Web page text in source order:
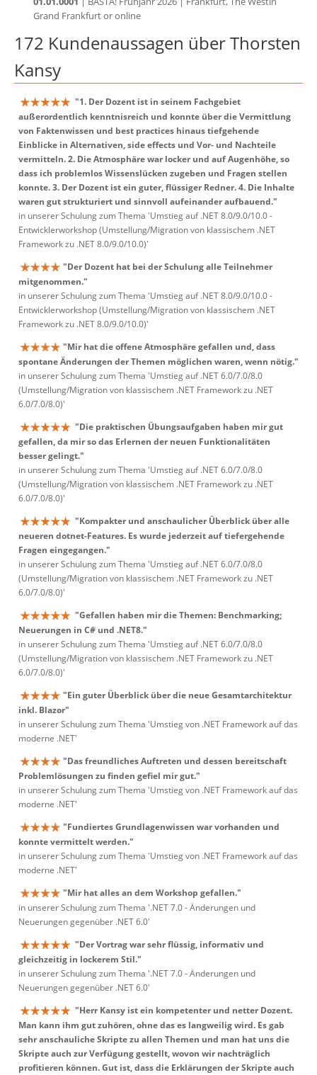
Grand Frankfurt or online
172 Kundenaussagen über Thorsten
Kansy
"1. Der Dozent ist in seinem Fachgebiet
außerordentlich kenntnisreich und konnte über die Vermittlung
von Faktenwissen und best practices hinaus tiefgehende
Einblicke in Alternativen, side effects und Vor- und Nachteile
vermitteln. 2. Die Atmosphäre war locker und auf Augenhöhe, so
dass ich problemlos Wissenslücken zugeben und Fragen stellen
konnte. 3. Der Dozent ist ein guter, flüssiger Redner. 4. Die Inhalte
waren gut strukturiert und sinnvoll aufeinander aufbauend."
in unserer Schulung zum Thema 'Umstieg auf .NET 8.0/9.0/10.0 -
Entwicklerworkshop (Umstellung/Migration von klassischem .NET
Framework zu .NET 8.0/9.0/10.0)'
"Der Dozent hat bei der Schulung alle Teilnehmer
mitgenommen."
in unserer Schulung zum Thema 'Umstieg auf .NET 8.0/9.0/10.0 -
Entwicklerworkshop (Umstellung/Migration von klassischem .NET
Framework zu .NET 8.0/9.0/10.0)'
"Mir hat die offene Atmosphäre gefallen und, dass
spontane Änderungen der Themen möglichen waren, wenn nötig."
in unserer Schulung zum Thema 'Umstieg auf .NET 6.0/7.0/8.0
(Umstellung/Migration von klassischem .NET Framework zu .NET
6.0/7.0/8.0)'
"Die praktischen Übungsaufgaben haben mir gut
gefallen, da mir so das Erlernen der neuen Funktionalitäten
besser gelingt."
in unserer Schulung zum Thema 'Umstieg auf .NET 6.0/7.0/8.0
(Umstellung/Migration von klassischem .NET Framework zu .NET
6.0/7.0/8.0)'
"Kompakter und anschaulicher Überblick über alle
neueren dotnet-Features. Es wurde jederzeit auf tiefergehende
Fragen eingegangen."
in unserer Schulung zum Thema 'Umstieg auf .NET 6.0/7.0/8.0
(Umstellung/Migration von klassischem .NET Framework zu .NET
6.0/7.0/8.0)'
"Gefallen haben mir die Themen: Benchmarking;
Neuerungen in C# und .NET8."
in unserer Schulung zum Thema 'Umstieg auf .NET 6.0/7.0/8.0
(Umstellung/Migration von klassischem .NET Framework zu .NET
6.0/7.0/8.0)'
"Ein guter Überblick über die neue Gesamtarchitektur
inkl. Blazor"
in unserer Schulung zum Thema 'Umstieg von .NET Framework auf das
moderne .NET'
"Das freundliches Auftreten und dessen bereitschaft
Problemlösungen zu finden gefiel mir gut."
in unserer Schulung zum Thema 'Umstieg von .NET Framework auf das
moderne .NET'
"Fundiertes Grundlagenwissen war vorhanden und
konnte vermittelt werden."
in unserer Schulung zum Thema 'Umstieg von .NET Framework auf das
moderne .NET'
"Mir hat alles an dem Workshop gefallen."
in unserer Schulung zum Thema '.NET 7.0 - Änderungen und
Neuerungen gegenüber .NET 6.0'
"Der Vortrag war sehr flüssig, informativ und
gleichzeitig in lockerem Stil."
in unserer Schulung zum Thema '.NET 7.0 - Änderungen und
Neuerungen gegenüber .NET 6.0'
"Herr Kansy ist ein kompetenter und netter Dozent.
Man kann ihm gut zuhören, ohne das es langweilig wird. Es gab
sehr anschauliche Skripte zu allen Themen und man hat uns die
Skripte auch zur Verfügung gestellt, wovon wir nachträglich
profitieren können. Gut ist, dass die Erklärungen der Skripte auch